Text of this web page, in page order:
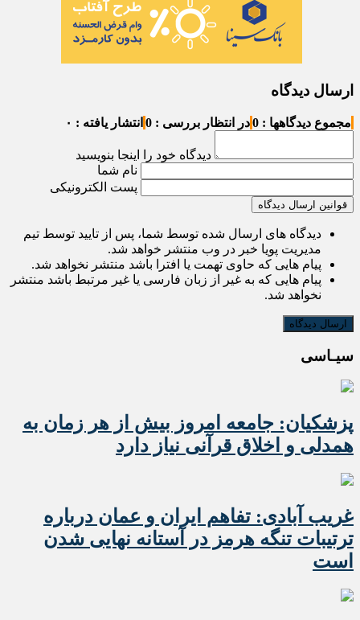
ارسال دیدگاه
مجموع دیدگاهها : 0 در انتظار بررسی : 0 انتشار یافته : ۰
دیدگاه خود را اینجا بنویسید
نام شما
پست الکترونیکی
قوانین ارسال دیدگاه
دیدگاه های ارسال شده توسط شما، پس از تایید توسط تیم
مدیریت پویا خبر در وب منتشر خواهد شد.
پیام هایی که حاوی تهمت یا افترا باشد منتشر نخواهد شد.
پیام هایی که به غیر از زبان فارسی یا غیر مرتبط باشد منتشر
نخواهد شد.
سیـاسی
پزشکیان: جامعه امروز بیش از هر زمان به
همدلی و اخلاق قرآنی نیاز دارد
غریب آبادی: تفاهم ایران و عمان درباره
ترتیبات تنگه هرمز در آستانه نهایی شدن
است